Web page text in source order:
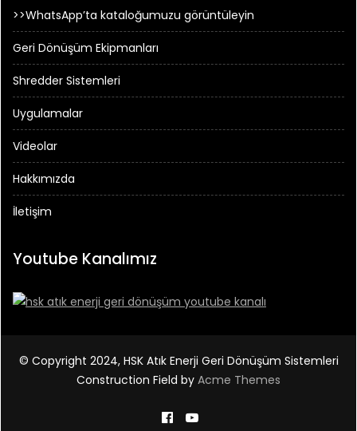
>>WhatsApp’ta kataloğumuzu görüntüleyin
Geri Dönüşüm Ekipmanları
Shredder Sistemleri
Uygulamalar
Videolar
Hakkımızda
İletişim
Youtube Kanalımız
© Copyright 2024, HSK Atık Enerji Geri Dönüşüm Sistemleri
Construction Field by Acme Themes